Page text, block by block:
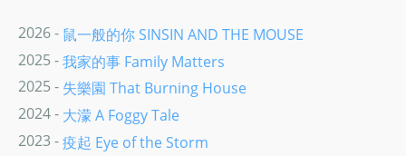
2026 - 鼠一般的你 SINSIN AND THE MOUSE
2025 -我家的事 Family Matters
2025 - 失樂園 That Burning House
2024 - 大濛 A Foggy Tale
2023 -疫起 Eye of the Storm